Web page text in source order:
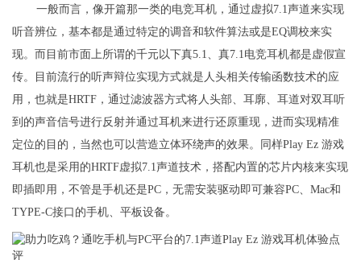
​一般而言，像开篇那一类的电竞耳机，通过虚拟7.1声道来实现
听音辨位，基本都是通过特定的调音和软件算法或是EQ调校来实
现。而目前市面上所谓的千元以下真5.1、真7.1电竞耳机都是虚假宣
传。目前流行的听声辩位实现方式就是人头相关传输函数技术的应
用，也就是HRTF，通过滤波器方式将人头部、耳廓、耳道对双耳听
到的声音信号进行反射并通过耳机来进行还原重现，进而实现精准
定位的目的，当然也可以营造立体环绕声的效果。同样Play Ez 游戏
耳机也是采用的HRTF虚拟7.1声道技术，搭配内置的芯片内核来实现
即插即用，不管是手机还是PC，无需安装驱动即可兼容PC、Mac和
TYPE-C接口的手机、平板设备。